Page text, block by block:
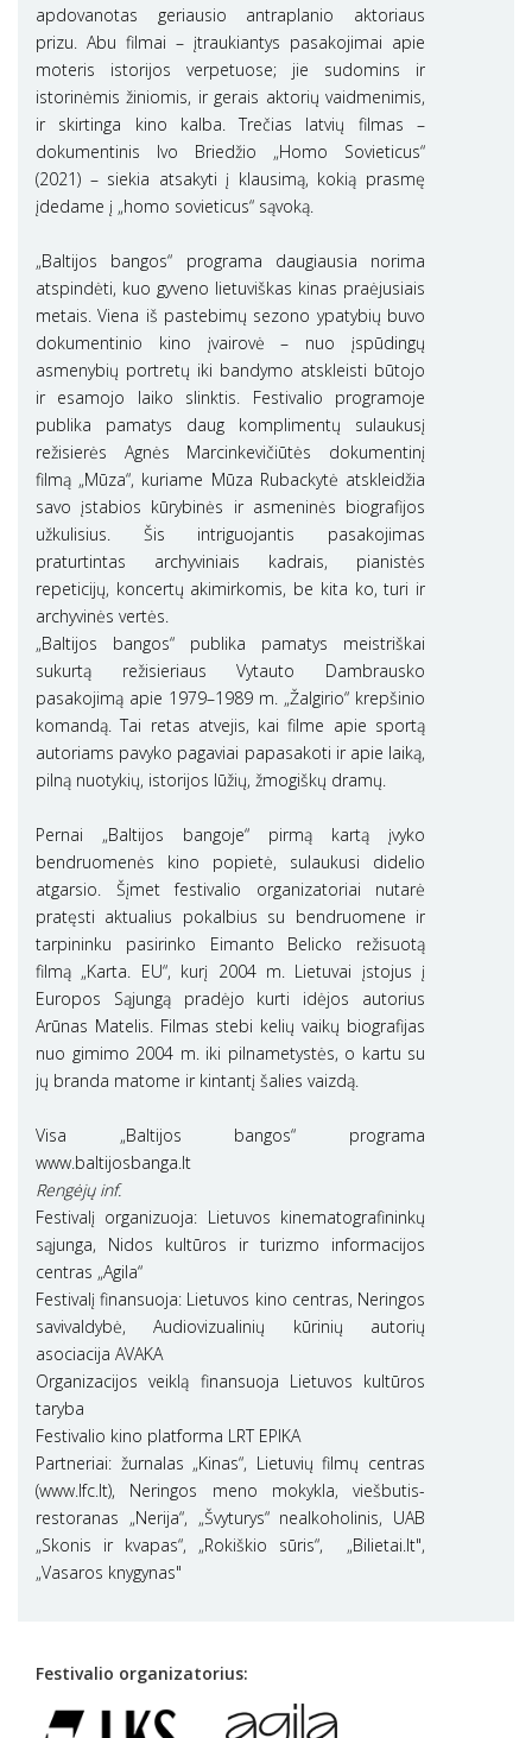
apdovanotas geriausio antraplanio aktoriaus
prizu. Abu filmai – įtraukiantys pasakojimai apie
moteris istorijos verpetuose; jie sudomins ir
istorinėmis žiniomis, ir gerais aktorių vaidmenimis,
ir skirtinga kino kalba. Trečias latvių filmas ­–
dokumentinis Ivo Briedžio „Homo Sovieticus“
(2021) – siekia atsakyti į klausimą, kokią prasmę
įdedame į „homo sovieticus“ sąvoką.
„Baltijos bangos“ programa daugiausia norima
atspindėti, kuo gyveno lietuviškas kinas praėjusiais
metais. Viena iš pastebimų sezono ypatybių buvo
dokumentinio kino įvairovė – nuo įspūdingų
asmenybių portretų iki bandymo atskleisti būtojo
ir esamojo laiko slinktis. Festivalio programoje
publika pamatys daug komplimentų sulaukusį
režisierės Agnės Marcinkevičiūtės dokumentinį
filmą „Mūza“, kuriame Mūza Rubackytė atskleidžia
savo įstabios kūrybinės ir asmeninės biografijos
užkulisius. Šis intriguojantis pasakojimas
praturtintas archyviniais kadrais, pianistės
repeticijų, koncertų akimirkomis, be kita ko, turi ir
archyvinės vertės.
„Baltijos bangos“ publika pamatys meistriškai
sukurtą režisieriaus Vytauto Dambrausko
pasakojimą apie 1979–1989 m. „Žalgirio“ krepšinio
komandą. Tai retas atvejis, kai filme apie sportą
autoriams pavyko pagaviai papasakoti ir apie laiką,
pilną nuotykių, istorijos lūžių, žmogiškų dramų.
Pernai „Baltijos bangoje“ pirmą kartą įvyko
bendruomenės kino popietė, sulaukusi didelio
atgarsio. Šįmet festivalio organizatoriai nutarė
pratęsti aktualius pokalbius su bendruomene ir
tarpininku pasirinko Eimanto Belicko režisuotą
filmą „Karta. EU“, kurį 2004 m. Lietuvai įstojus į
Europos Sąjungą pradėjo kurti idėjos autorius
Arūnas Matelis. Filmas stebi kelių vaikų biografijas
nuo gimimo 2004 m. iki pilnametystės, o kartu su
jų branda matome ir kintantį šalies vaizdą.
Visa „Baltijos bangos“ programa
www.baltijosbanga.lt
Rengėjų inf.
Festivalį organizuoja: Lietuvos kinematografininkų
sąjunga, Nidos kultūros ir turizmo informacijos
centras „Agila“
Festivalį finansuoja: Lietuvos kino centras, Neringos
savivaldybė, Audiovizualinių kūrinių autorių
asociacija AVAKA
Organizacijos veiklą finansuoja Lietuvos kultūros
taryba
Festivalio kino platforma LRT EPIKA
Partneriai: žurnalas „Kinas“, Lietuvių filmų centras
(www.lfc.lt), Neringos meno mokykla, viešbutis-
restoranas „Nerija“, „Švyturys“ nealkoholinis, UAB
„Skonis ir kvapas“, „Rokiškio sūris“, „Bilietai.lt",
„Vasaros knygynas"
Festivalio organizatorius: